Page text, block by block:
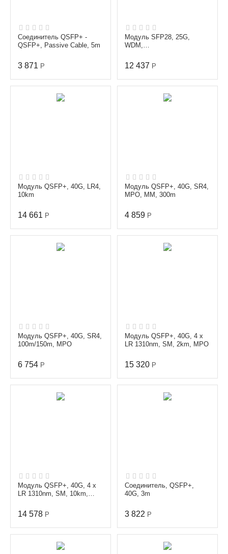
Соединитель QSFP+ -
QSFP+, Passive Cable, 5m
3 871 Р
Модуль SFP28, 25G,
WDM,
10km, LC
12 437 Р
Модуль QSFP+, 40G, LR4,
10km
14 661 Р
Модуль QSFP+, 40G, SR4,
MPO, MM, 300m
4 859 Р
Модуль QSFP+, 40G, SR4,
100m/150m, MPO
6 754 Р
Модуль QSFP+, 40G, 4 x
LR 1310nm, SM, 2km, MPO
15 320 Р
Модуль QSFP+, 40G, 4 x
LR 1310nm, SM, 10km,
14 578 Р
Соединитель, QSFP+,
40G, 3m
3 822 Р